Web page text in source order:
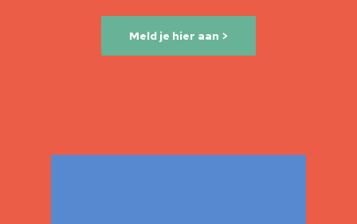
Meld je hier aan >